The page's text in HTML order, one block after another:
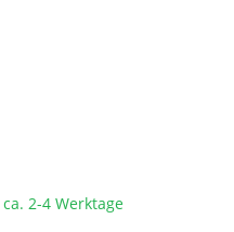
2-4 Werktage